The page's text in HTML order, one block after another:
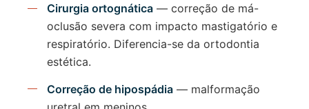
Cirurgia ortognática — correção de má-
oclusão severa com impacto mastigatório e
respiratório. Diferencia-se da ortodontia
estética.
Correção de hipospádia — malformação